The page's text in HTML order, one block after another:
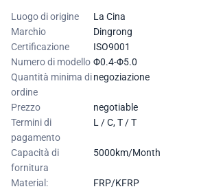
Luogo di origine
La Cina
Marchio
Dingrong
Certificazione
ISO9001
Numero di modello Φ0.4-Φ5.0
Quantità minima di
ordine
negoziazione
Prezzo
negotiable
Termini di
pagamento
L / C, T / T
Capacità di
fornitura
5000km/Month
Material:
FRP/KFRP